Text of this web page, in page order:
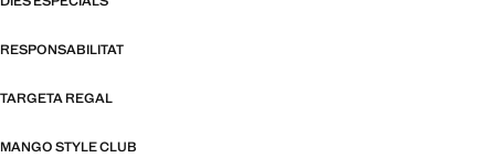
RESPONSABILITAT
TARGETA REGAL
MANGO STYLE CLUB